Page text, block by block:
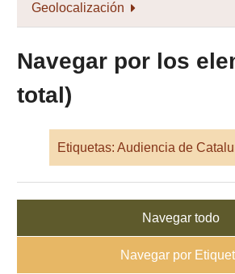
Geolocalización
Navegar por los
total)
Etiquetas: Audiencia de
Navegar todo
Navegar por